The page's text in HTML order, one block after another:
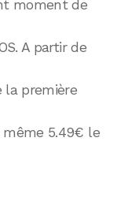
moment de
A partir de
la première
même 5.49€ le